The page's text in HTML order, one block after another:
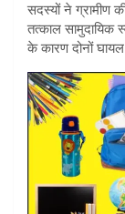
सदस्यों ने ग्रामीण
तत्काल सामुदायिक
के कारण दोनों